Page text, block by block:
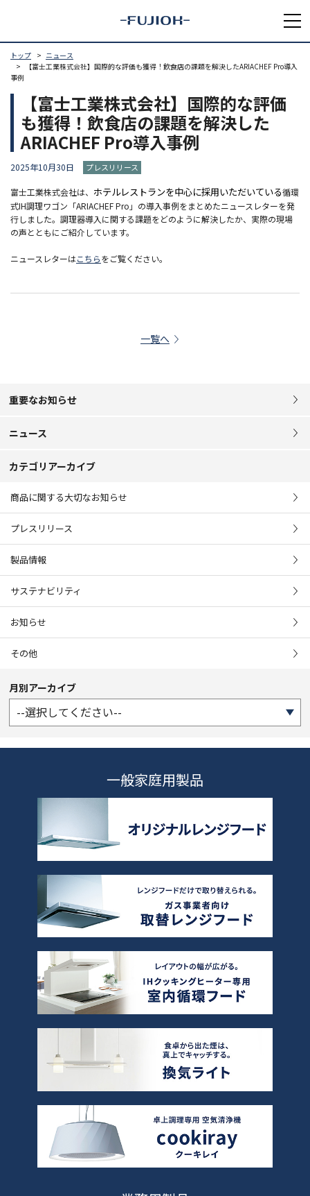
トップ
ニュース
【富士工業株式会社】国際的な評価も獲得！飲食店の課題を解決したARIACHEF Pro導入
事例
【富士工業株式会社】国際的な評価
も獲得！飲食店の課題を解決した
ARIACHEF Pro導入事例
2025年10月30日 プレスリリース
富士工業株式会社は、 ホテルレストランを中心に採用いただいている循環
式IH調理ワゴン「ARIACHEF Pro」の導入事例をまとめたニュースレターを発
行しました。調理器導入に関する課題をどのように解決したか、実際の現場
の声とともにご紹介しています。
ニュースレターはこちらをご覧ください。
一覧へ
重要なお知らせ
ニュース
カテゴリアーカイブ
商品に関する大切なお知らせ
プレスリリース
製品情報
サステナビリティ
お知らせ
その他
月別アーカイブ
一般家庭用製品